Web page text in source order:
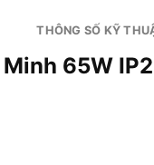
THÔNG SỐ KỸ